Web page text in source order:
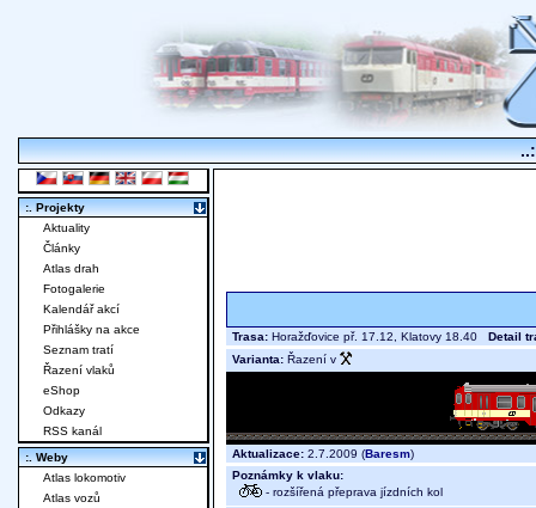
Trasa: Horažďovice př. 17.12, Klatovy 18.40 Detail
Varianta: Řazení v
Aktualizace: 2.7.2009 (Baresm)
Poznámky k vlaku:
- rozšířená přeprava jízdních kol
:. Projekty
Aktuality
Články
Atlas drah
Fotogalerie
Kalendář akcí
Přihlášky na akce
Seznam tratí
Řazení vlaků
eShop
Odkazy
RSS kanál
:. Weby
Atlas lokomotiv
Atlas vozů